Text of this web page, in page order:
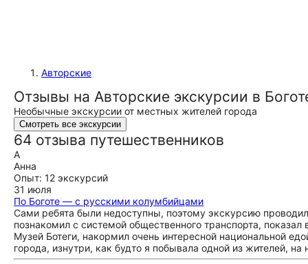
Авторские
Отзывы на Авторские экскурсии в
Необычные экскурсии от местных жителей города
Смотреть все экскурсии
64 отзыва путешественников
А
Анна
Опыт: 12 экскурсий
31 июля
По Боготе — с русскими колумбийцами
Сами ребята были недоступны, поэтому экскурсию
познакомил с системой общественного транспорта,
Музей Ботеги, накормил очень интересной национальной
города, изнутри, как будто я побывала одной из жителей, на